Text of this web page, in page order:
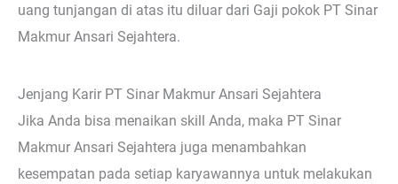
uang tunjangan di atas itu diluar dari Gaji pokok PT Sinar
Makmur Ansari Sejahtera.
Jenjang Karir PT Sinar Makmur Ansari Sejahtera
Jika Anda bisa menaikan skill Anda, maka PT Sinar
Makmur Ansari Sejahtera juga menambahkan
kesempatan pada setiap karyawannya untuk melakukan